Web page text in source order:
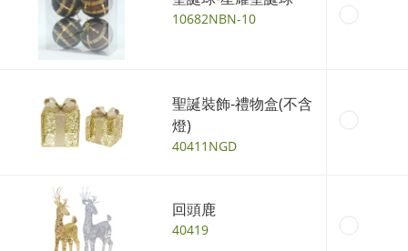
10682NBN-10
聖誕裝飾-禮物盒(不含
燈)
40411NGD
回頭鹿
40419